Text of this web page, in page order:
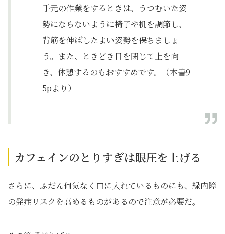
手元の作業をするときは、うつむいた姿
勢にならないように椅子や机を調節し、
背筋を伸ばしたよい姿勢を保ちましょ
う。また、ときどき目を閉じて上を向
き、休憩するのもおすすめです。（本書9
5pより）
カフェインのとりすぎは眼圧を上げる
さらに、ふだん何気なく口に入れているものにも、緑内障
の発症リスクを高めるものがあるので注意が必要だ。